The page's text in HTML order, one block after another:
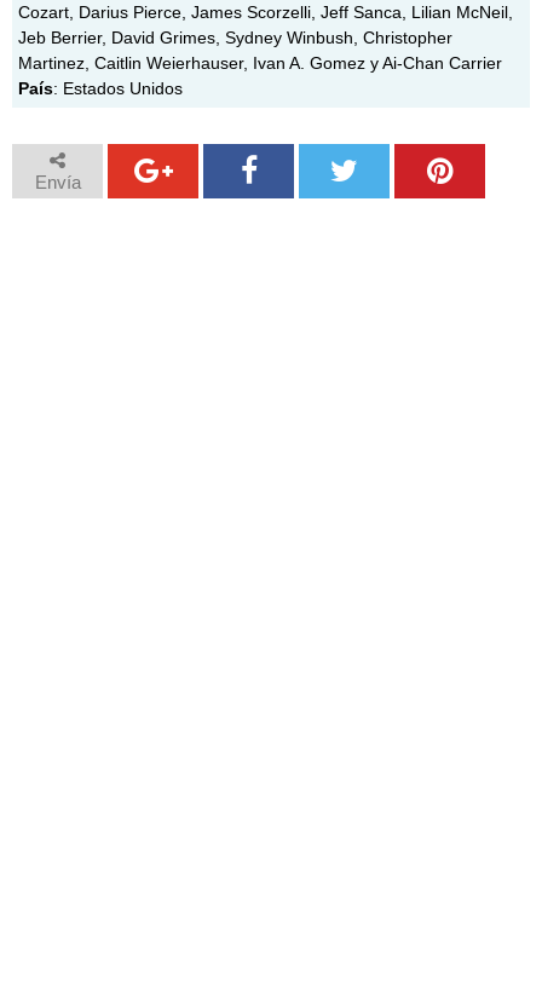
Cozart, Darius Pierce, James Scorzelli, Jeff Sanca, Lilian McNeil,
Jeb Berrier, David Grimes, Sydney Winbush, Christopher
Martinez, Caitlin Weierhauser, Ivan A. Gomez y Ai-Chan Carrier
País: Estados Unidos
Envía